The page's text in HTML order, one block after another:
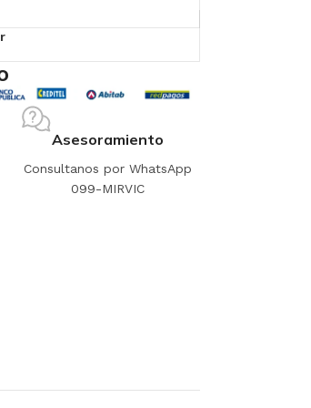
Asesoramiento
Consultanos por WhatsApp
099-MIRVIC